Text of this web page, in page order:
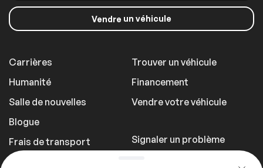
Vendre un véhicule
Carrières
Humanité
Salle de nouvelles
Blogue
Frais de transport
Trouver un véhicule
Financement
Vendre votre véhicule
Signaler un problème